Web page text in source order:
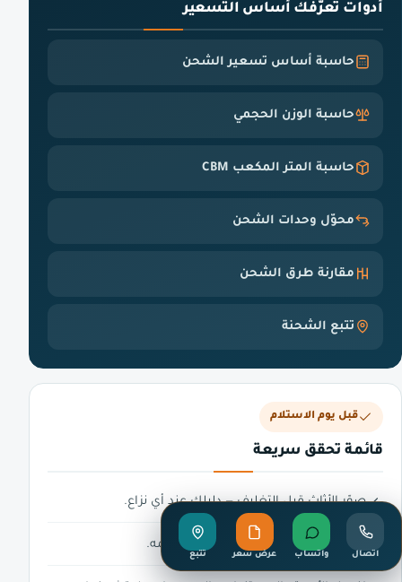
أدوات تعرّفك أساس التسعير
حاسبة أساس تسعير الشحن
حاسبة الوزن الحجمي
حاسبة المتر المكعب CBM
محوّل وحدات الشحن
مقارنة طرق الشحن
تتبع الشحنة
قبل يوم الاستلام
قائمة تحقق سريعة
صوّر الأثاث قبل التغليف — دليلك عند أي نزاع.
اكتب قائمة محتويات لكل صندوق ورقّمه.
اتصال واتساب عرض سعر تتبع